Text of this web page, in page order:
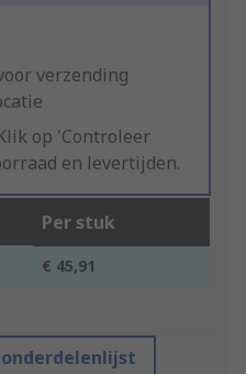
verzending
op 'Controleer
en levertijden.
Per stuk
€ 45,91